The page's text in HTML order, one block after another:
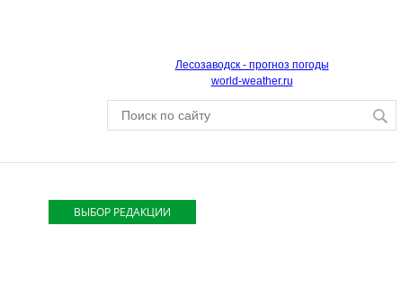
Лесозаводск - прогноз погоды
world-weather.ru
ВЫБОР РЕДАКЦИИ